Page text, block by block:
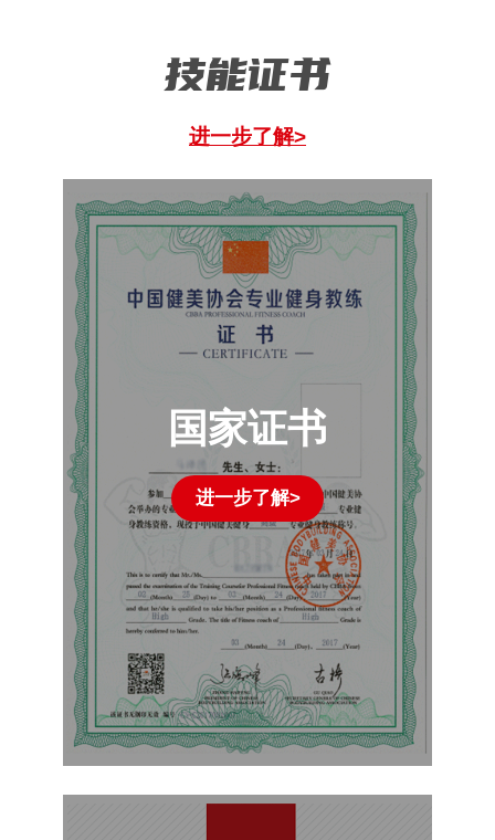
技能证书
进一步了解>
国家证书
进一步了解>